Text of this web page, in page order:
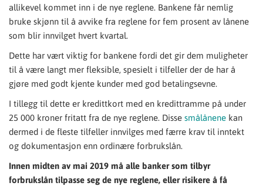
allikevel kommet inn i de nye reglene. Bankene får nemlig
bruke skjønn til å avvike fra reglene for fem prosent av lånene
som blir innvilget hvert kvartal.
Dette har vært viktig for bankene fordi det gir dem muligheter
til å være langt mer fleksible, spesielt i tilfeller der de har å
gjøre med godt kjente kunder med god betalingsevne.
I tillegg til dette er kredittkort med en kredittramme på under
25 000 kroner fritatt fra de nye reglene. Disse smålånene kan
dermed i de fleste tilfeller innvilges med færre krav til inntekt
og dokumentasjon enn ordinære forbrukslån.
Innen midten av mai 2019 må alle banker som tilbyr
forbrukslån tilpasse seg de nye reglene, eller risikere å få